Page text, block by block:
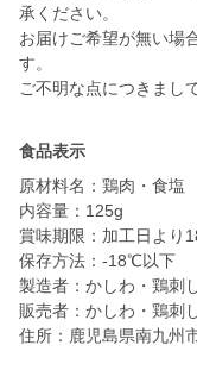
承ください。
お届けご希望が無い場
す。
ご不明な点につきまし
食品表示
原材料名：鶏肉・食塩
内容量：125g
賞味期限：加工日より
保存方法：-18℃以下
製造者：かしわ・鶏刺
販売者：かしわ・鶏刺
住所：鹿児島県南九州